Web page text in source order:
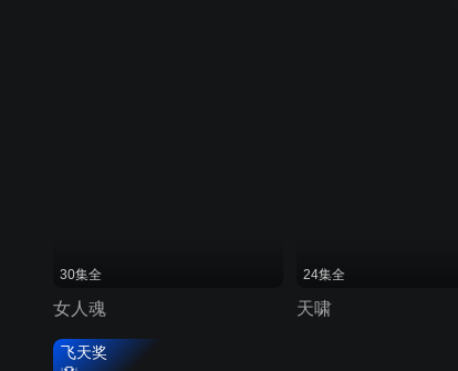
30集全
女人魂
24集全
天啸
飞天奖